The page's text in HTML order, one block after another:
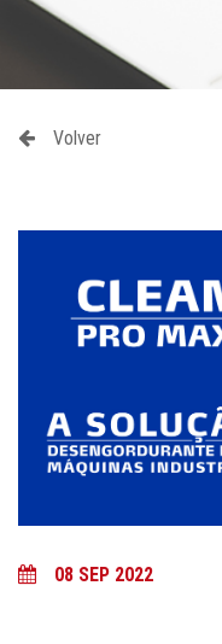
Volver
08 SEP 2022